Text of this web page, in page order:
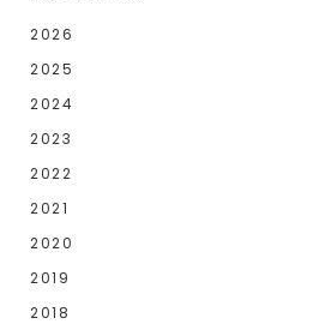
2026
2025
2024
2023
2022
2021
2020
2019
2018